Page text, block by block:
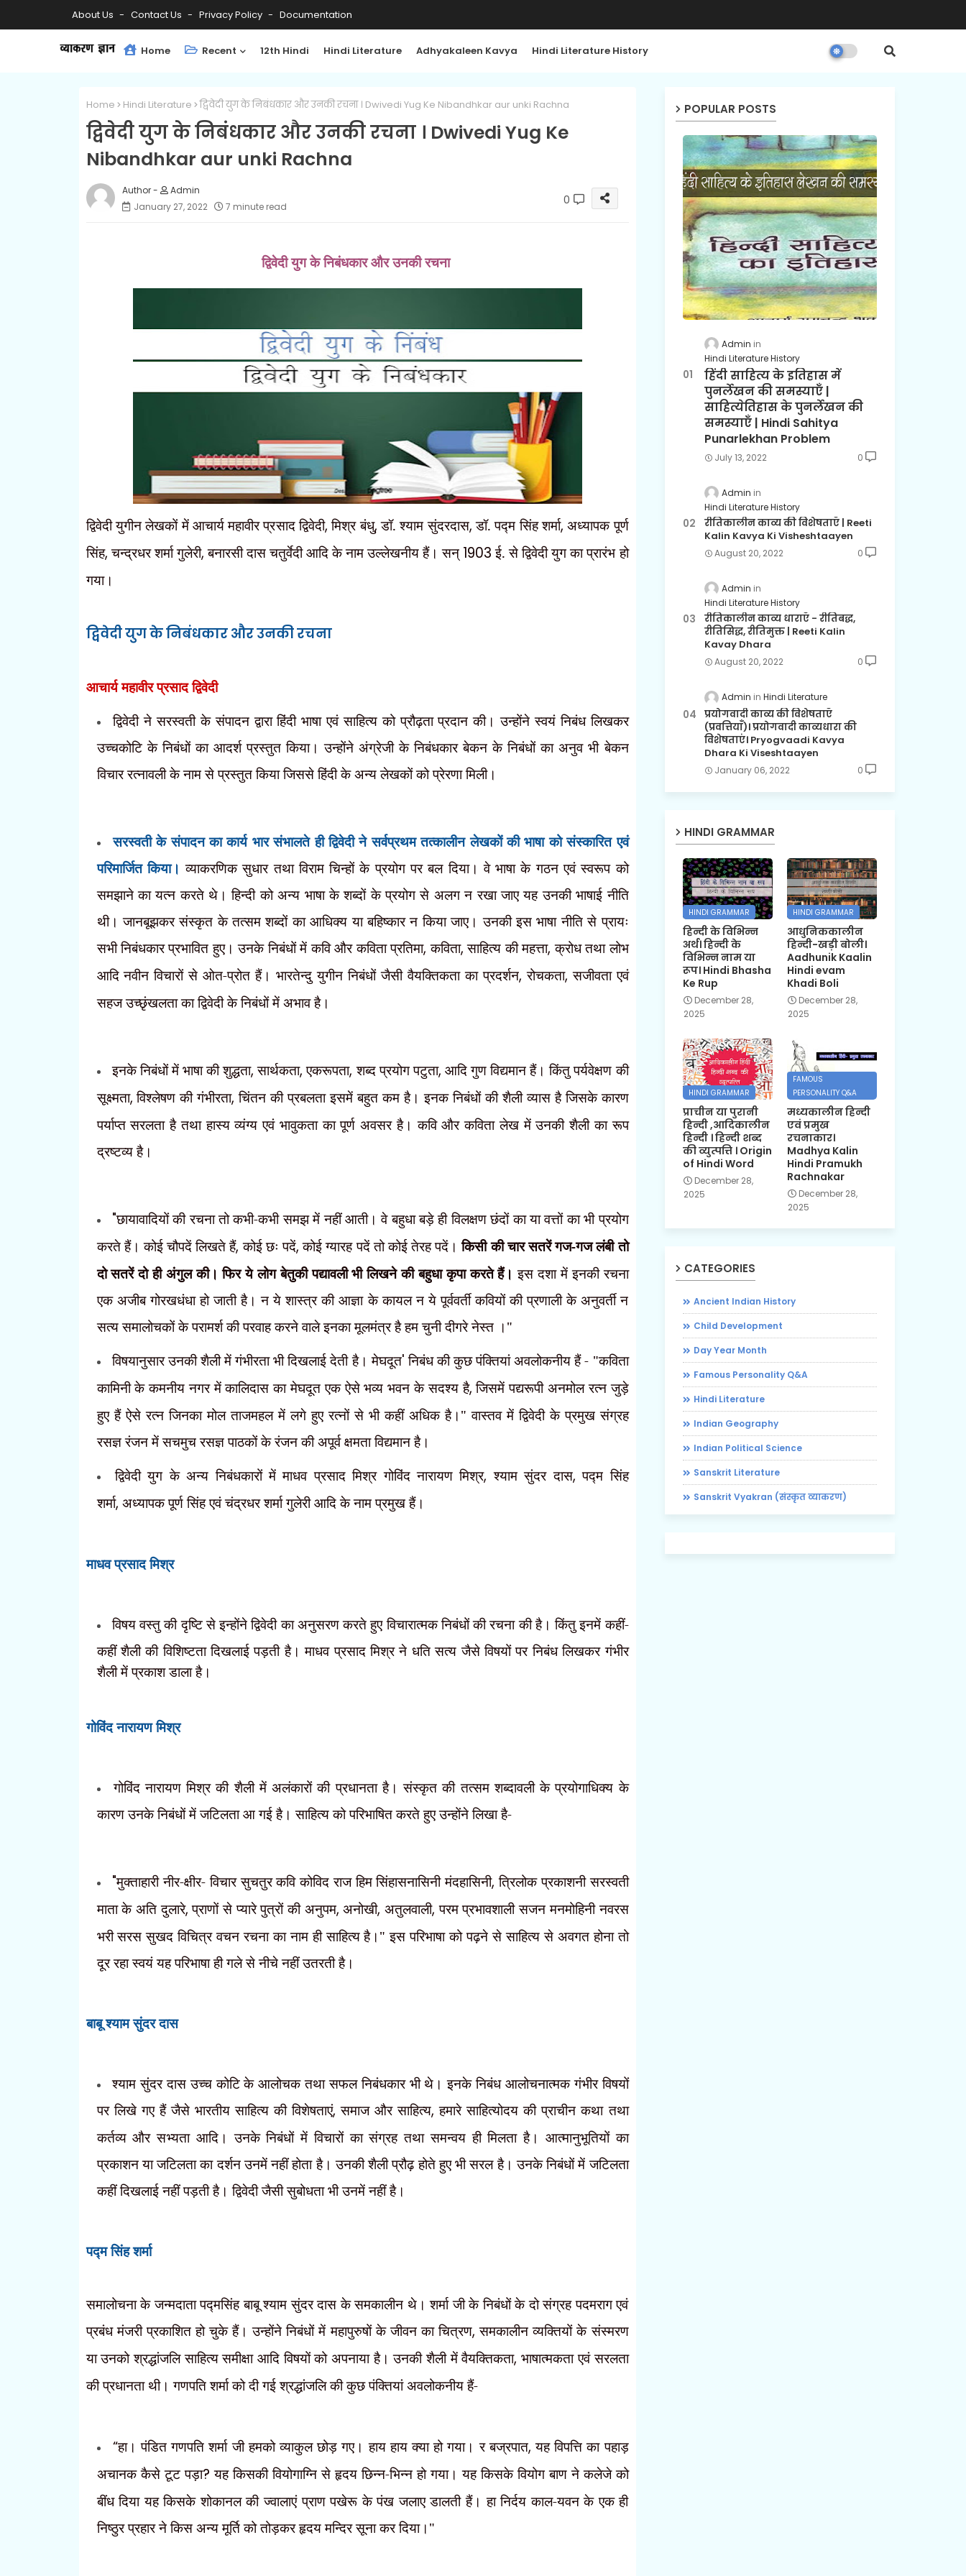
About Us Contact Us Privacy Policy Documentation
Home Recent 12th Hindi Hindi Literature Adhyakaleen Kavya Hindi Literature History
Home Hindi Literature द्विवेदी युग के निबंधकार और उनकी रचना । Dwivedi Yug Ke Nibandhkar aur unki Rachna
द्विवेदी युग के निबंधकार और उनकी रचना । Dwivedi Yug Ke
Nibandhkar aur unki Rachna
Admin
January 27, 2022
7 minute read 0
द्विवेदी युग के निबंधकार और उनकी रचना
द्विवेदी युगीन लेखकों में आचार्य महावीर प्रसाद द्विवेदी,मिश्र बंधु,डॉ. श्याम सुंदरदास,डॉ. पद्म सिंह शर्मा,अध्यापक पूर्ण
सिंह,चन्द्रधर शर्मा गुलेरी,बनारसी दास चतुर्वेदी आदि के नाम उल्लेखनीय हैं। सन् 1903 ई. से द्विवेदी युग का प्रारंभ हो
गया।
द्विवेदी युग के निबंधकार और उनकी रचना
आचार्य महावीर प्रसाद द्विवेदी
द्विवेदी ने सरस्वती के संपादन द्वारा हिंदी भाषा एवं साहित्य को प्रौढ़ता प्रदान की। उन्होंने स्वयं निबंध लिखकर
उच्चकोटि के निबंधों का आदर्श प्रस्तुत किया। उन्होंने अंग्रेजी के निबंधकार बेकन के निबंधों का अनुव भी बेकन
विचार रत्नावली के नाम से प्रस्तुत किया जिससे हिंदी के अन्य लेखकों को प्रेरणा मिली।
सरस्वती के संपादन का कार्य भार संभालते ही द्विवेदी ने सर्वप्रथम तत्कालीन लेखकों की भाषा को संस्कारित एवं
परिमार्जित किया।व्याकरणिक सुधार तथा विराम चिन्हों के प्रयोग पर बल दिया। वे भाषा के गठन एवं स्वरूप को
समझाने का यत्न करते थे। हिन्दी को अन्य भाषा के शब्दों के प्रयोग से अलग न रखा जाए यह उनकी भाषाई नीति
थी। जानबूझकर संस्कृत के तत्सम शब्दों का आधिक्य या बहिष्कार न किया जाए। उनकी इस भाषा नीति से प्रायः
सभी निबंधकार प्रभावित हुए। उनके निबंधों में कवि और कविता प्रतिमा,कविता,साहित्य की महत्ता,क्रोध तथा लोभ
आदि नवीन विचारों से ओत-प्रोत हैं। भारतेन्दु युगीन निबंधों जैसी वैयक्तिकता का प्रदर्शन,रोचकता,सजीवता एवं
सहज उच्छृंखलता का द्विवेदी के निबंधों में अभाव है।
इनके निबंधों में भाषा की शुद्धता,सार्थकता,एकरूपता,शब्द प्रयोग पटुता, आदि गुण विद्यमान हैं। किंतु पर्यवेक्षण की
सूक्ष्मता,विश्लेषण की गंभीरता,चिंतन की प्रबलता इसमें बहुत कम है। इनक निबंधों की शैली व्यास है जिसके कारण
पर्याप्त सरलता है तथा हास्य व्यंग्य एवं भावुकता का पूर्ण अवसर है। कवि और कविता लेख में उनकी शैली का रूप
द्रष्टव्य है।
"छायावादियों की रचना तो कभी-कभी समझ में नहीं आती। वे बहुधा बड़े ही विलक्षण छंदों का या वत्तों का भी प्रयोग
करते हैं। कोई चौपदें लिखते हैं,कोई छः पदें,कोई ग्यारह पदें तो कोई तेरह पदें।किसी की चार सतरें गज-गज लंबी तो
दो सतरें दो ही अंगुल की। फिर ये लोग बेतुकी पद्यावली भी लिखने की बहुधा कृपा करते हैं।इस दशा में इनकी रचना
एक अजीब गोरखधंधा हो जाती है। न ये शास्त्र की आज्ञा के कायल न ये पूर्ववर्ती कवियों की प्रणाली के अनुवर्ती न
सत्य समालोचकों के परामर्श की परवाह करने वाले इनका मूलमंत्र है हम चुनी दीगरे नेस्त ।"
विषयानुसार उनकी शैली में गंभीरता भी दिखलाई देती है। मेघदूत'निबंध की कुछ पंक्तियां अवलोकनीय हैं - "कविता
कामिनी के कमनीय नगर में कालिदास का मेघदूत एक ऐसे भव्य भवन के सदश्य है,जिसमें पद्यरूपी अनमोल रत्न जुड़े
हुए हैं ऐसे रत्न जिनका मोल ताजमहल में लगे हुए रत्नों से भी कहीं अधिक है।" वास्तव में द्विवेदी के प्रमुख संग्रह
रसज्ञरंजन में सचमुच रसज्ञ पाठकों के रंजन की अपूर्व क्षमता विद्यमान है।
द्विवेदी युग के अन्य निबंधकारों में माधव प्रसाद मिश्र गोविंद नारायण मिश्र,श्याम सुंदर दास,पद्म सिंह
शर्मा, अध्यापक पूर्ण सिंह एवं चंद्रधर शर्मा गुलेरी आदि के नाम प्रमुख हैं।
माधव प्रसाद मिश्र
विषय वस्तु की दृष्टि से इन्होंने द्विवेदी का अनुसरण करते हुए विचारात्मक निबंधों की रचना की है। किंतु इनमें कहीं-
कहींशैली की विशिष्टता दिखलाई पड़ती है। माधव प्रसाद मिश्र ने धति सत्य जैसे विषयों पर निबंध लिखकर गंभीर
शैली में प्रकाशडाला है।
गोविंद नारायण मिश्र
गोविंद नारायण मिश्र की शैली में अलंकारों की प्रधानता है। संस्कृत की तत्सम शब्दावली के प्रयोगाधिक्य के
कारण उनके निबंधों में जटिलता आ गई है। साहित्य को परिभाषित करते हुए उन्होंने लिखा है-
"मुक्ताहारी नीर-क्षीर- विचार सुचतुर कवि कोविद राज हिम सिंहासनासिनी मंदहासिनी,त्रिलोक प्रकाशनी सरस्वती
माता के अति दुलारे,प्राणों से प्यारे पुत्रों की अनुपम,अनोखी,अतुलवाली,परम प्रभावशाली सजन मनमोहिनी नवरस
भरी सरस सुखद विचित्र वचन रचना का नाम ही साहित्य है।" इस परिभाषा को पढ़ने से साहित्य से अवगत होना तो
दूर रहा स्वयं यह परिभाषा ही गले से नीचे नहीं उतरती है।
बाबू श्याम सुंदर दास
श्याम सुंदर दास उच्च कोटि के आलोचक तथा सफल निबंधकार भी थे। इनके निबंध आलोचनात्मक गंभीर विषयों
पर लिखे गए हैं जैसे भारतीय साहित्य की विशेषताएं,समाज और साहित्य,हमारे साहित्योदय की प्राचीन कथा तथा
कर्तव्य और सभ्यता आदि। उनके निबंधों में विचारों का संग्रह तथा समन्वय ही मिलता है। आत्मानुभूतियों का
प्रकाशन या जटिलता का दर्शन उनमें नहीं होता है। उनकी शैली प्रौढ़ होते हुए भी सरल है। उनके निबंधों में जटिलता
कहीं दिखलाई नहीं पड़ती है। द्विवेदी जैसी सुबोधता भी उनमें नहीं है।
पद्म सिंह शर्मा
समालोचना के जन्मदाता पद्मसिंह बाबू श्याम सुंदर दास के समकालीन थे। शर्मा जी के निबंधों के दो संग्रह पदमराग एवं
प्रबंध मंजरी प्रकाशित हो चुके हैं। उन्होंने निबंधों में महापुरुषों के जीवन का चित्रण,समकालीन व्यक्तियों के संस्मरण
या उनको श्रद्धांजलि साहित्य समीक्षा आदि विषयों को अपनाया है। उनकी शैली में वैयक्तिकता,भाषात्मकता एवं सरलता
की प्रधानता थी। गणपति शर्मा को दी गई श्रद्धांजलि की कुछ पंक्तियां अवलोकनीय हैं-
“हा। पंडित गणपति शर्मा जी हमको व्याकुल छोड़ गए। हाय हाय क्या हो गया। र बज्रपात,यह विपत्ति का पहाड़
अचानक कैसे टूट पड़ा?यह किसकी वियोगाग्नि से हृदय छिन्न-भिन्न हो गया। यह किसके वियोग बाण ने कलेजे को
बींध दिया यह किसके शोकानल की ज्वालाएं प्राण पखेरू के पंख जलाए डालती हैं। हा निर्दय काल-यवन के एक ही
निष्ठुर प्रहार ने किस अन्य मूर्ति को तोड़कर हृदय मन्दिर सूना कर दिया।"
POPULAR POSTS
Admin
Hindi Literature History
हिंदी साहित्य के इतिहास में
पुनर्लेखन की समस्याएँ |
साहित्येतिहास के पुनर्लेखन की
समस्याएँ | Hindi Sahitya
Punarlekhan Problem
July 13, 2022 0
Admin
Hindi Literature History
रीतिकालीन काव्य की विशेषताएँ | Reeti
Kalin Kavya Ki Visheshtaayen
August 20, 2022 0
Admin
Hindi Literature History
रीतिकालीन काव्य धाराएँ - रीतिबद्ध,
रीतिसिद्ध, रीतिमुक्त | Reeti Kalin
Kavay Dhara
August 20, 2022 0
Admin Hindi Literature
प्रयोगवादी काव्य की विशेषताएँ
(प्रवत्तियाँ)। प्रयोगवादी काव्यधारा की
विशेषताएं। Pryogvaadi Kavya
Dhara Ki Viseshtaayen
January 06, 2022 0
HINDI GRAMMAR
HINDI GRAMMAR
हिन्दी के विभिन्न
अर्थ। हिन्दी के
विभिन्न नाम या
रूप। Hindi Bhasha
Ke Rup
December 28,
2025
HINDI GRAMMAR
आधुनिककालीन
हिन्दी-खड़ी बोली।
Aadhunik Kaalin
Hindi evam
Khadi Boli
December 28,
2025
HINDI GRAMMAR
प्राचीन या पुरानी
हिन्दी ,आदिकालीन
हिन्दी । हिन्दी शब्द
की व्युत्पत्ति । Origin
of Hindi Word
December 28,
2025
FAMOUS
PERSONALITY Q&A
मध्यकालीन हिन्दी
एवं प्रमुख
रचनाकार।
Madhya Kalin
Hindi Pramukh
Rachnakar
December 28,
2025
CATEGORIES
Ancient Indian History
Child Development
Day Year Month
Famous Personality Q&A
Hindi Literature
Indian Geography
Indian Political Science
Sanskrit Literature
Sanskrit Vyakran (संस्कृत व्याकरण)